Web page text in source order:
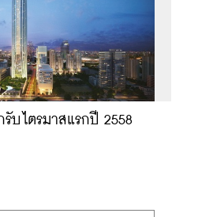
บไตรมาสแรกปี 2558